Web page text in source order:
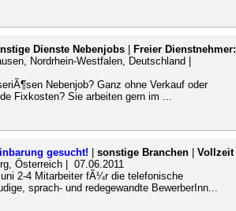
Dienste Nebenjobs
Freier Dienstnehmer:
Nordrhein-Westfalen, Deutschland |
Nebenjob? Ganz ohne Verkauf oder
Fixkosten? Sie arbeiten gern im ...
gesucht! sonstige Branchen
Vollzeit
Österreich | 07.06.2011
2-4 Mitarbeiter fÃ¼r die telefonische
sprach- und redegewandte BewerberInn...